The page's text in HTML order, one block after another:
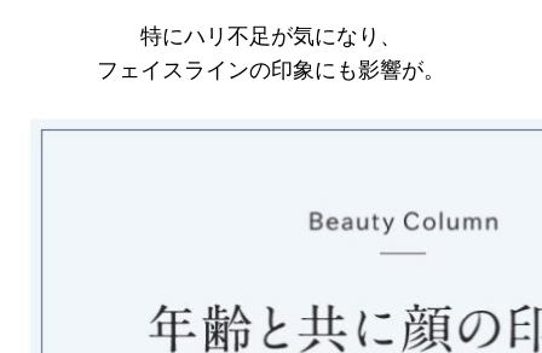
特にハリ不足が気になり、
フェイスラインの印象にも影響が。